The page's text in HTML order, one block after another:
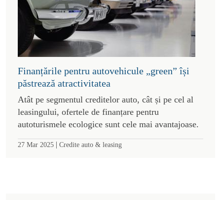
Finanțările pentru autovehicule „green” își
păstrează atractivitatea
Atât pe segmentul creditelor auto, cât și pe cel al
leasingului, ofertele de finanțare pentru
autoturismele ecologice sunt cele mai avantajoase.
27 Mar 2025 | Credite auto & leasing